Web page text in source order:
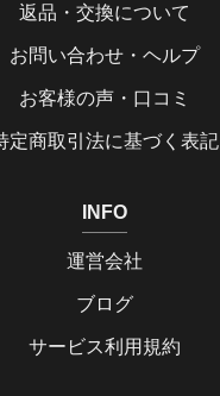
返品・交換について
お問い合わせ・ヘルプ
お客様の声・口コミ
定商取引法に基づく表記
INFO
運営会社
ブログ
サービス利用規約